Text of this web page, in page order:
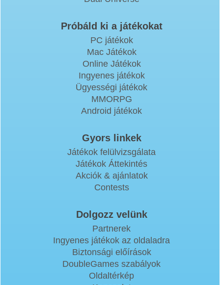
Próbáld ki a játékokat
PC játékok
Mac Játékok
Online Játékok
Ingyenes játékok
Ügyességi játékok
MMORPG
Android játékok
Gyors linkek
Játékok felülvizsgálata
Játékok Áttekintés
Akciók & ajánlatok
Contests
Dolgozz velünk
Partnerek
Ingyenes játékok az oldaladra
Biztonsági előírások
DoubleGames szabályok
Oldaltérkép